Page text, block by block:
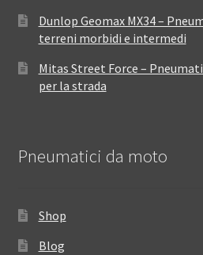
Dunlop Geomax MX34 –
terreni morbidi e intermedi
Mitas Street Force –
per la strada
Pneumatici da moto
Shop
Blog